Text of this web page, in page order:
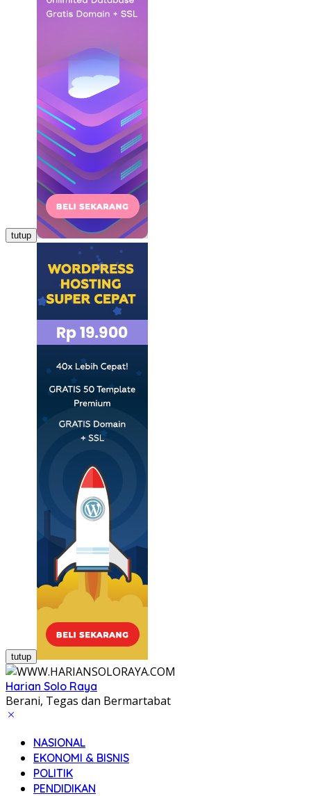
tutup
tutup
Harian Solo Raya
Berani, Tegas dan Bermartabat
NASIONAL
EKONOMI & BISNIS
POLITIK
PENDIDIKAN